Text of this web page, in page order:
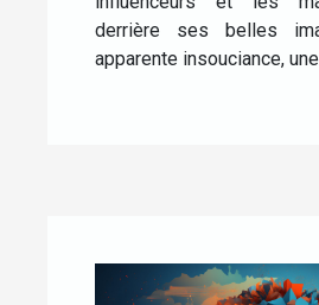
derrière ses belles
apparente insouciance,